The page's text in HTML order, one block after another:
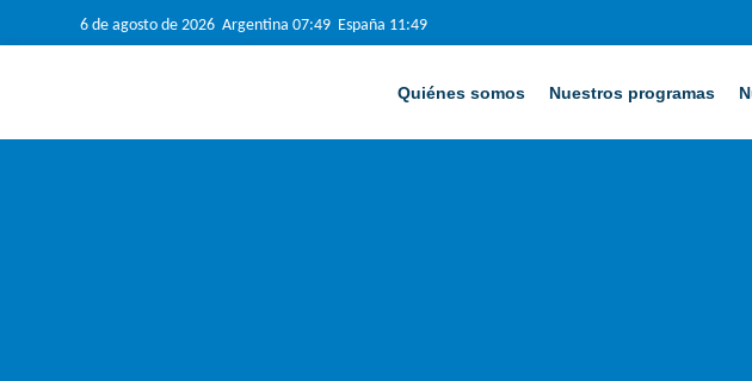
6 de agosto de 2026 Argentina 07:49 España 11:49
Quiénes somos Nuestros programas